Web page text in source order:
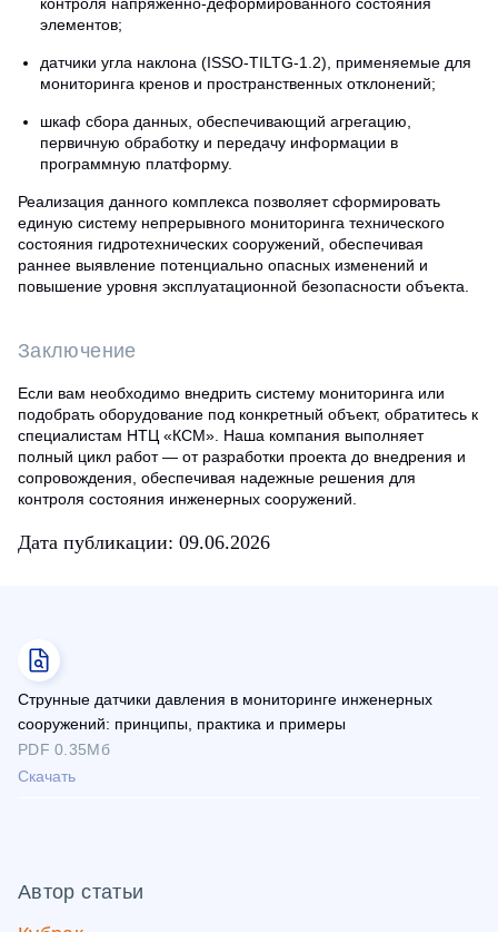
элементов;
датчики угла наклона (ISSO-TILTG-1.2), применяемые для
мониторинга кренов и пространственных отклонений;
шкаф сбора данных, обеспечивающий агрегацию,
первичную обработку и передачу информации в
программную платформу.
Реализация данного комплекса позволяет сформировать
единую систему непрерывного мониторинга технического
состояния гидротехнических сооружений, обеспечивая
раннее выявление потенциально опасных изменений и
повышение уровня эксплуатационной безопасности объекта.
Заключение
Если вам необходимо внедрить систему мониторинга или
подобрать оборудование под конкретный объект, обратитесь к
специалистам НТЦ «КСМ». Наша компания выполняет
полный цикл работ — от разработки проекта до внедрения и
сопровождения, обеспечивая надежные решения для
контроля состояния инженерных сооружений.
Дата публикации: 09.06.2026
Струнные датчики давления в мониторинге инженерных
сооружений: принципы, практика и примеры
PDF 0.35Мб
Скачать
Автор статьи